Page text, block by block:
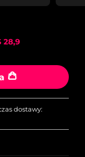
28,9
dostawy:
czas dostawy
czas dostawy
8/20/26
czas dostawy